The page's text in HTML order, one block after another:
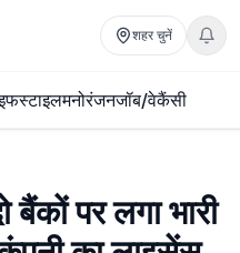
शहर चुनें
मनोरंजनजॉब/वेकैंसी
पर लगा भारी